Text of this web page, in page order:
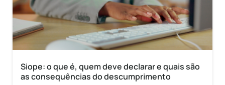
Siope: o que é, quem deve declarar e quais são
as consequências do descumprimento